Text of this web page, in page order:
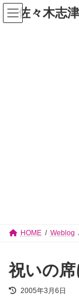
コ
ン
テ
ナ
ビ
ゲ
佐々木志
HOME Weblog
祝いの席
最
2005年3月6日